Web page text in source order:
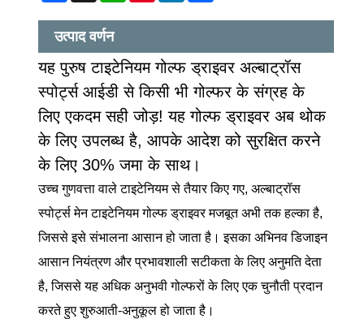
उत्पाद वर्णन
यह पुरुष टाइटेनियम गोल्फ ड्राइवर अल्बाट्रॉस
स्पोर्ट्स आईडी से किसी भी गोल्फर के संग्रह के
लिए एकदम सही जोड़! यह गोल्फ ड्राइवर अब थोक
के लिए उपलब्ध है, आपके आदेश को सुरक्षित करने
के लिए 30% जमा के साथ।
उच्च गुणवत्ता वाले टाइटेनियम से तैयार किए गए, अल्बाट्रॉस
स्पोर्ट्स मेन टाइटेनियम गोल्फ ड्राइवर मजबूत अभी तक हल्का है,
जिससे इसे संभालना आसान हो जाता है। इसका अभिनव डिजाइन
आसान नियंत्रण और प्रभावशाली सटीकता के लिए अनुमति देता
है, जिससे यह अधिक अनुभवी गोल्फरों के लिए एक चुनौती प्रदान
करते हुए शुरुआती-अनुकूल हो जाता है।